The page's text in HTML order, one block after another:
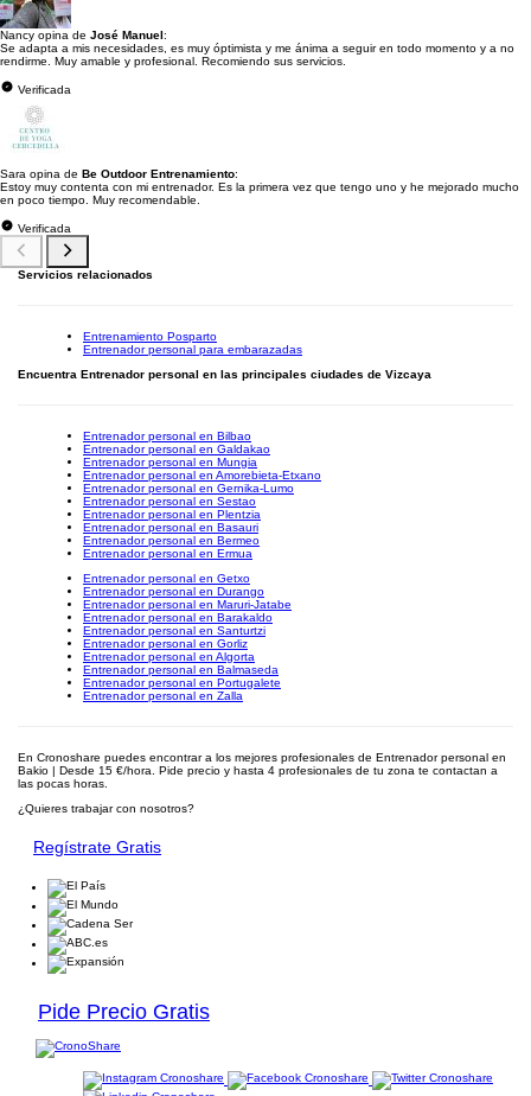
Nancy opina de José Manuel:
Se adapta a mis necesidades, es muy óptimista y me ánima a seguir en todo momento y a no
rendirme. Muy amable y profesional. Recomiendo sus servicios.
Verificada
Sara opina de Be Outdoor Entrenamiento:
Estoy muy contenta con mi entrenador. Es la primera vez que tengo uno y he mejorado mucho
en poco tiempo. Muy recomendable.
Verificada
Servicios relacionados
Entrenamiento Posparto
Entrenador personal para embarazadas
Encuentra Entrenador personal en las principales ciudades de Vizcaya
Entrenador personal en Bilbao
Entrenador personal en Galdakao
Entrenador personal en Mungia
Entrenador personal en Amorebieta-Etxano
Entrenador personal en Gernika-Lumo
Entrenador personal en Sestao
Entrenador personal en Plentzia
Entrenador personal en Basauri
Entrenador personal en Bermeo
Entrenador personal en Ermua
Entrenador personal en Getxo
Entrenador personal en Durango
Entrenador personal en Maruri-Jatabe
Entrenador personal en Barakaldo
Entrenador personal en Santurtzi
Entrenador personal en Gorliz
Entrenador personal en Algorta
Entrenador personal en Balmaseda
Entrenador personal en Portugalete
Entrenador personal en Zalla
En Cronoshare puedes encontrar a los mejores profesionales de Entrenador personal en
Bakio | Desde 15 €/hora. Pide precio y hasta 4 profesionales de tu zona te contactan a
las pocas horas.
¿Quieres trabajar con nosotros?
Regístrate Gratis
Pide Precio Gratis